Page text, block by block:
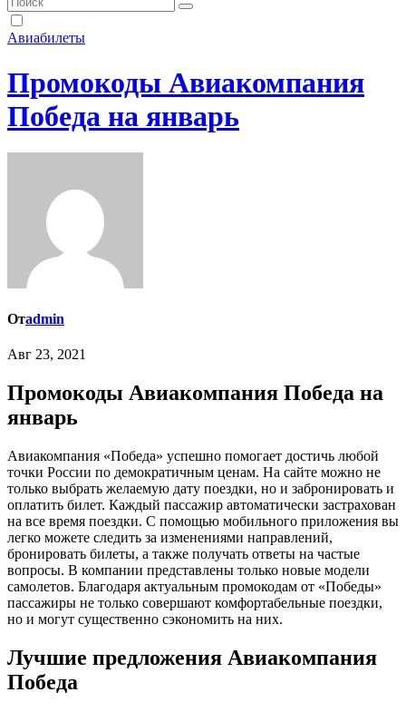
Авиабилеты
Промокоды Авиакомпания
Победа на январь
Отadmin
Авг 23, 2021
Промокоды Авиакомпания Победа на
январь
Авиакомпания «Победа» успешно помогает достичь любой
точки России по демократичным ценам. На сайте можно не
только выбрать желаемую дату поездки, но и забронировать и
оплатить билет. Каждый пассажир автоматически застрахован
на все время поездки. С помощью мобильного приложения вы
легко можете следить за изменениями направлений,
бронировать билеты, а также получать ответы на частые
вопросы. В компании представлены только новые модели
самолетов. Благодаря актуальным промокодам от «Победы»
пассажиры не только совершают комфортабельные поездки,
но и могут существенно сэкономить на них.
Лучшие предложения Авиакомпания
Победа